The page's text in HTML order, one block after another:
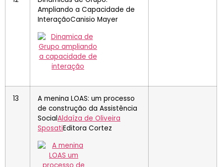
Ampliando a Capacidade de
InteraçãoCanisio Mayer
13
A menina LOAS: um processo
de construção da Assistência
SocialAldaíza de Oliveira
SposatiEditora Cortez